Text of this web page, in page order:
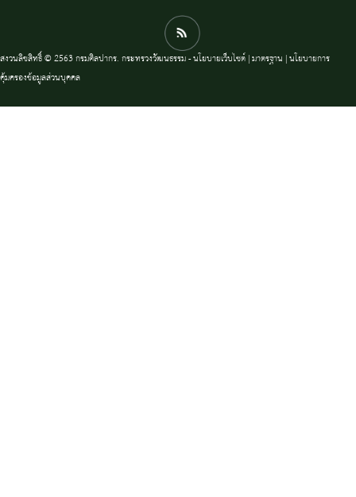
สงวนลิขสิทธิ์ © 2563 กรมศิลปากร. กระทรวงวัฒนธรรม -นโยบายเว็บไซต์|มาตรฐาน |นโยบายการ
คุ้มครองข้อมูลส่วนบุคคล